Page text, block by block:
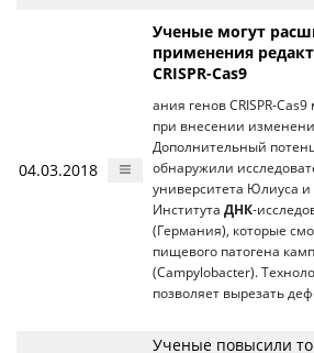
04.03.2018
Ученые могут
применения
CRISPR-Cas9
ания генов CRISPR-
при внесении
Дополнительный
обнаружили
университета Юлиуса
Института ДНК-
(Германия), которые
пищевого патогена
(Campylobacter).
позволяет вырезать
Ученые повысили